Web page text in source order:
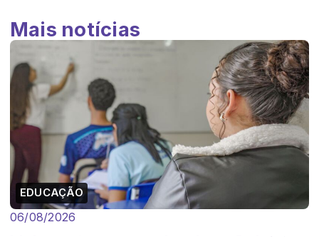
Mais notícias
EDUCAÇÃO
06/08/2026